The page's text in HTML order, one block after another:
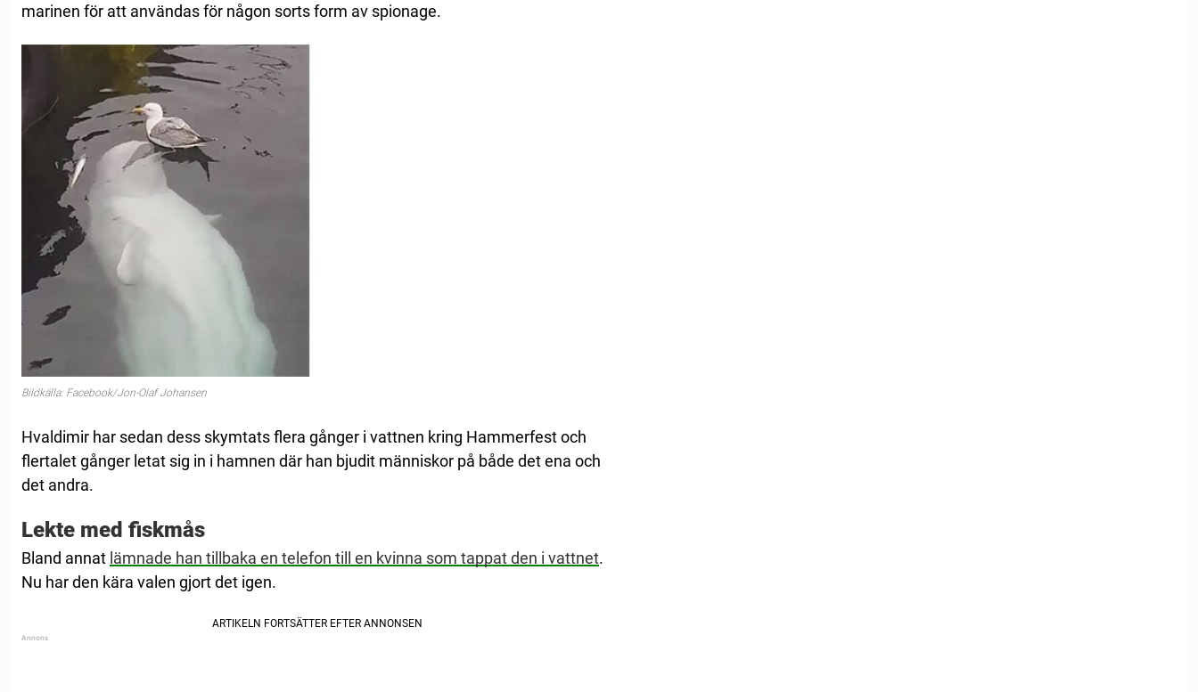
marinen för att användas för någon sorts form av spionage.
Bildkälla: Facebook/Jon-Olaf Johansen
Hvaldimir har sedan dess skymtats flera gånger i vattnen kring Hammerfest och
flertalet gånger letat sig in i hamnen där han bjudit människor på både det ena och
det andra.
Lekte med fiskmås
Bland annat lämnade han tillbaka en telefon till en kvinna som tappat den i vattnet.
Nu har den kära valen gjort det igen.